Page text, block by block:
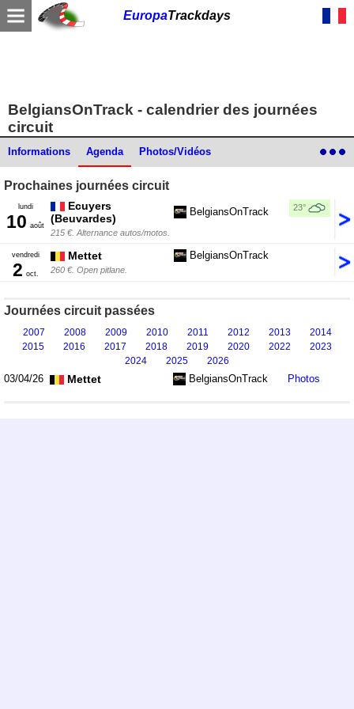
EuropaTrackdays
BelgiansOnTrack - calendrier des journées
circuit
Informations Agenda Photos/Vidéos
Prochaines journées circuit
lundi
10 août
Ecuyers
(Beuvardes)
BelgiansOnTrack 23°
215 €. Alternance autos/motos.
vendredi
2 oct.
Mettet BelgiansOnTrack
260 €. Open pitlane.
Journées circuit passées
2007 2008 2009 2010 2011 2012 2013
2014
2015
2016 2017 2018 2019 2020 2022
2023
2024
2025 2026
03/04/26 Mettet BelgiansOnTrack Photos